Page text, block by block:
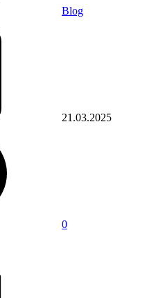
Blog
21.03.2025
0